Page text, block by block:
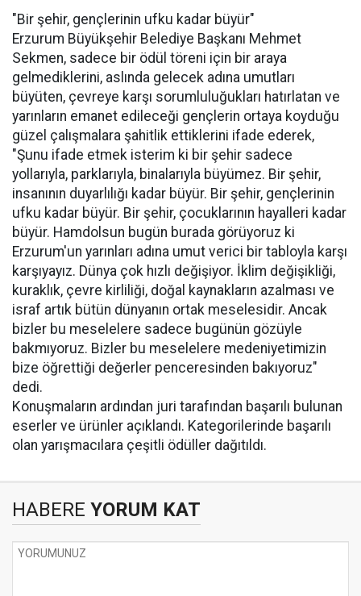
"Bir şehir, gençlerinin ufku kadar büyür"
Erzurum Büyükşehir Belediye Başkanı Mehmet
Sekmen, sadece bir ödül töreni için bir araya
gelmediklerini, aslında gelecek adına umutları
büyüten, çevreye karşı sorumluluğukları hatırlatan ve
yarınların emanet edileceği gençlerin ortaya koyduğu
güzel çalışmalara şahitlik ettiklerini ifade ederek,
"Şunu ifade etmek isterim ki bir şehir sadece
yollarıyla, parklarıyla, binalarıyla büyümez. Bir şehir,
insanının duyarlılığı kadar büyür. Bir şehir, gençlerinin
ufku kadar büyür. Bir şehir, çocuklarının hayalleri kadar
büyür. Hamdolsun bugün burada görüyoruz ki
Erzurum'un yarınları adına umut verici bir tabloyla karşı
karşıyayız. Dünya çok hızlı değişiyor. İklim değişikliği,
kuraklık, çevre kirliliği, doğal kaynakların azalması ve
israf artık bütün dünyanın ortak meselesidir. Ancak
bizler bu meselelere sadece bugünün gözüyle
bakmıyoruz. Bizler bu meselelere medeniyetimizin
bize öğrettiği değerler penceresinden bakıyoruz"
dedi.
Konuşmaların ardından juri tarafından başarılı bulunan
eserler ve ürünler açıklandı. Kategorilerinde başarılı
olan yarışmacılara çeşitli ödüller dağıtıldı.
HABERE YORUM KAT